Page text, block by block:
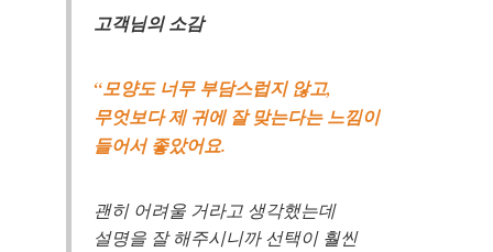
고객님의 소감
“모양도 너무 부담스럽지 않고,
무엇보다 제 귀에 잘 맞는다는 느낌이
들어서 좋았어요.
괜히 어려울 거라고 생각했는데
설명을 잘 해주시니까 선택이 훨씬